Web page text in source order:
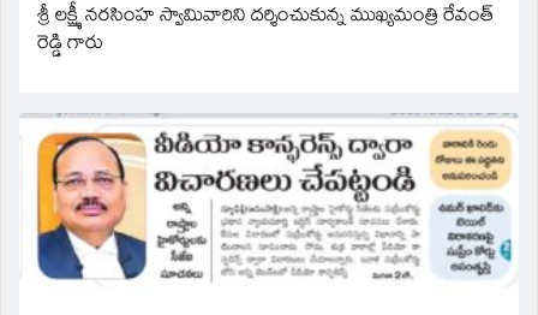
శ్రీ లక్ష్మీ నరసింహ స్వామివారిని దర్శించుకున్న ముఖ్యమంత్రి రేవంత్
రెడ్డి గారు